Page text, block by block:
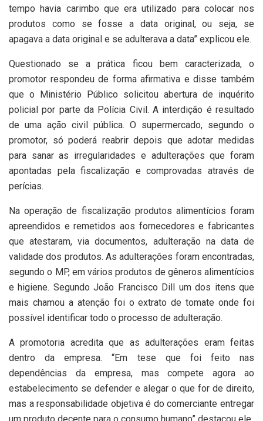
tempo havia carimbo que era utilizado para colocar nos
produtos como se fosse a data original, ou seja, se
apagava a data original e se adulterava a data” explicou ele.
Questionado se a prática ficou bem caracterizada, o
promotor respondeu de forma afirmativa e disse também
que o Ministério Público solicitou abertura de inquérito
policial por parte da Polícia Civil. A interdição é resultado
de uma ação civil pública. O supermercado, segundo o
promotor, só poderá reabrir depois que adotar medidas
para sanar as irregularidades e adulterações que foram
apontadas pela fiscalização e comprovadas através de
perícias.
Na operação de fiscalização produtos alimentícios foram
apreendidos e remetidos aos fornecedores e fabricantes
que atestaram, via documentos, adulteração na data de
validade dos produtos. As adulterações foram encontradas,
segundo o MP, em vários produtos de gêneros alimentícios
e higiene. Segundo João Francisco Dill um dos itens que
mais chamou a atenção foi o extrato de tomate onde foi
possível identificar todo o processo de adulteração.
A promotoria acredita que as adulterações eram feitas
dentro da empresa. “Em tese que foi feito nas
dependências da empresa, mas compete agora ao
estabelecimento se defender e alegar o que for de direito,
mas a responsabilidade objetiva é do comerciante entregar